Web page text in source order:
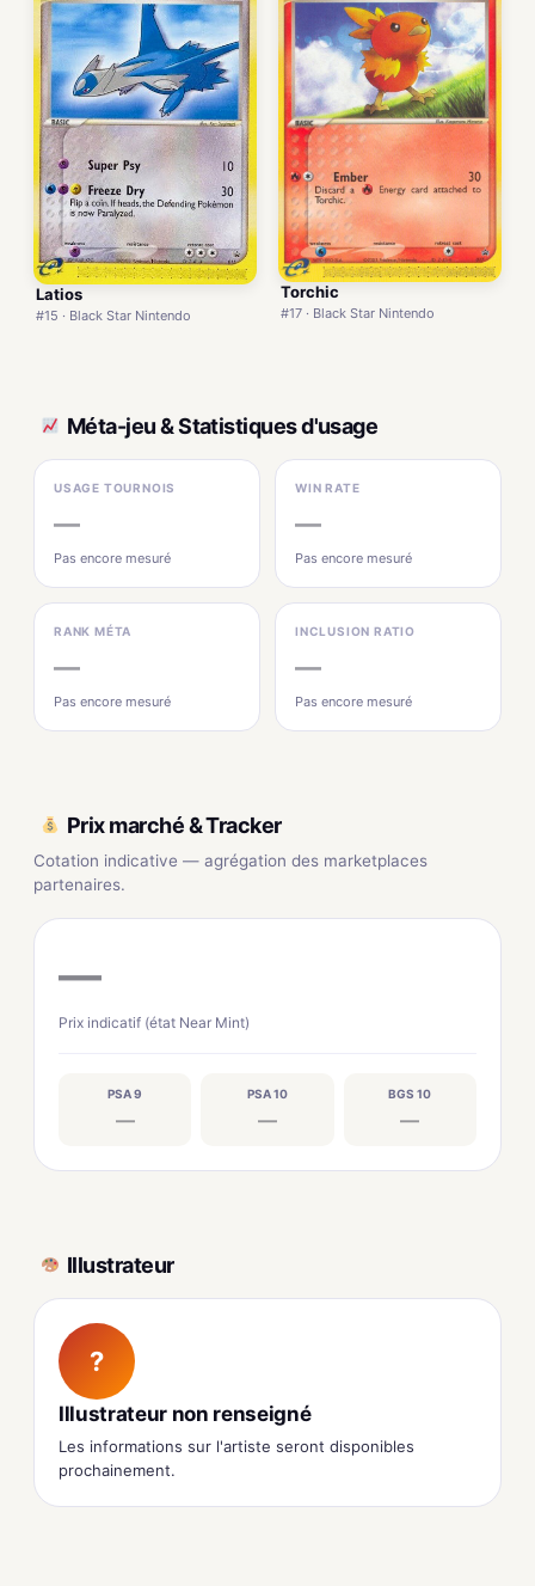
Latios
#15 · Black Star Nintendo
Torchic
#17 · Black Star Nintendo
Méta-jeu & Statistiques d'usage
USAGE TOURNOIS
—
Pas encore mesuré
WIN RATE
—
Pas encore mesuré
RANK MÉTA
—
Pas encore mesuré
INCLUSION RATIO
—
Pas encore mesuré
Prix marché & Tracker
Cotation indicative — agrégation des marketplaces
partenaires.
—
Prix indicatif (état Near Mint)
PSA 9
—
PSA 10
—
BGS 10
—
Illustrateur
?
Illustrateur non renseigné
Les informations sur l'artiste seront disponibles
prochainement.